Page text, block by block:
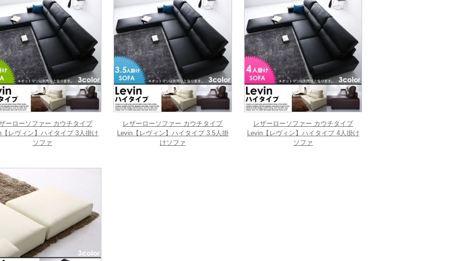
ーローソファー カウチタイプ
【レヴィン】ハイタイプ 3人掛け
ソファ
レザーローソファー カウチタイプ
Levin【レヴィン】ハイタイプ 3.5人掛
けソファ
レザーローソファー カウチタイプ
Levin【レヴィン】ハイタイプ 4人掛け
ソファ